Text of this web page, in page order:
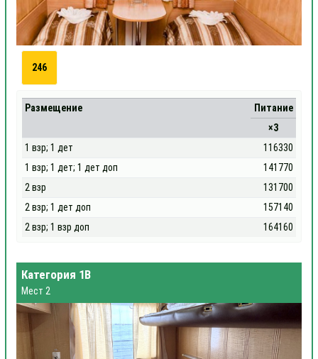
246
Размещение
Питание
×3
1 взр; 1 дет
116330
1 взр; 1 дет; 1 дет доп
141770
2 взр
131700
2 взр; 1 дет доп
157140
2 взр; 1 взр доп
164160
Категория 1В
Мест 2